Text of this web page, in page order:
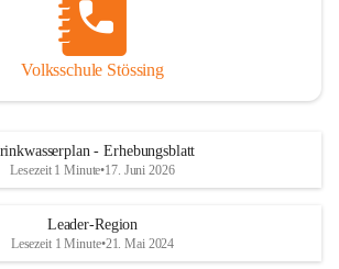
Volksschule Stössing
- Erhebungsblatt
Lesezeit 1 Minute•17. Juni 2026
Leader-Region
Lesezeit 1 Minute•21. Mai 2024